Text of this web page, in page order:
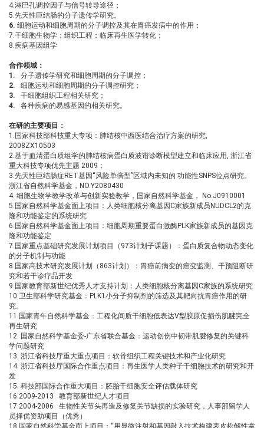
4.淋巴孔调控因子与信号转导途径；
5.先天性巨结肠的分子遗传学研究。
6. 细胞运动和细胞周期的分子调控及其在胃癌发病中的作用；
7.干细胞生物学；组织工程；临床再生医学转化；
8.疾病基因组学
合作领域：
1.
分子遗传学研究和细胞周期的分子调控；
2.
细胞运动和细胞周期的分子调控研究；
3.
干细胞组织工程相关研究；
4.
各种疾病的易感基因的相关研究。
在研的主要项目：
1.国家科技部科技重大专项 ：肺结核中西医结合治疗方案的研究,
2008ZX10503
2.基于血清蛋白质组学的肺结核病蛋白质波谱诊断模型建立和临床应用, 浙江省
重大科技专项优先主题 2009；
3.先天性巨结肠症RET基因“风险单倍型”区域内未知的 功能性SNPS位点研究。
浙江省自然科学基金，NO.Y2080430
4. 细胞生物学教学改革与创新实验教学，国家自然科学基金，
No.J0910001
5.国家自然科学基金面上项目：人类细胞核分离基因C家族新成员NUDCL2的克
隆和功能鉴定的系统研究
6.国家自然科学基金面上项目：细胞周期重要蛋白激酶PLK家族新成员的基因克
隆和功能鉴定
7.国家重点基础研究发展计划项目（ 973计划子课题）：蛋白质复合物动态变化
的分子机制与功能
8.国家高技术研究发展计划（ 863计划）：胃癌前病变的癌变监测、干预阻断研
究和若干诊疗品开发
9.国家教育部新世纪优秀人才支持计划：人类细胞核分离基因C家族的系统研究
10.卫生部科学研究基金： PLK1小分子抑制剂的筛选及其靶向抗胃癌作用的研
究。
11.国家青年自然科学基金：工程化间质干细胞低表达V型胶原促损伤肌腱完全
再生研究
12. 国家自然科学基金委-广东省联合基金：运动创伤中韧带肌腱修复的关键科
学问题研究
13. 浙江省科技厅重大重点项目：软骨组织工程关键技术和产业化研究
14. 浙江省科技厅国际合作重点项目：再生医学人类种子干细胞技术的研究和开
发
15. 科技部国际合作重大项目：胚胎干细胞安全评估载体研究
16.2009-2013
教育部新世纪人才项目
17.2004-2006
生物性关节头再造及修复关节缺损的实验研究，人事部留学人
员择优资助项目（优秀）
18.国家自然科学基金面上项目： “用显微注射和基因敲入技术构建表皮松解性掌